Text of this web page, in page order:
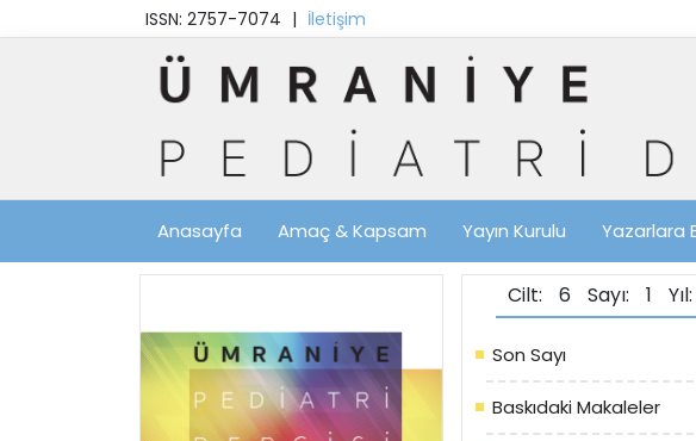
ISSN: 2757-7074 | İletişim
Anasayfa Amaç & Kapsam Yayın Kurulu Yazarlara
Cilt: 6 Sayı: 1
Son Sayı
Baskıdaki Makaleler